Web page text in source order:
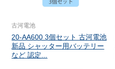
古河電池
20-AA600 3個セット 古河電池
新品 シャッター用バッテリー
など 認定...